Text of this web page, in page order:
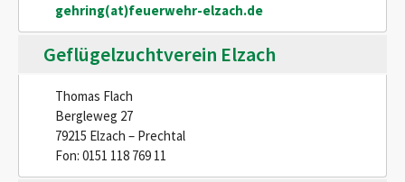
gehring(at)feuerwehr-elzach.de
Geflügelzuchtverein Elzach
Thomas Flach
Bergleweg 27
79215 Elzach – Prechtal
Fon: 0151 118 769 11